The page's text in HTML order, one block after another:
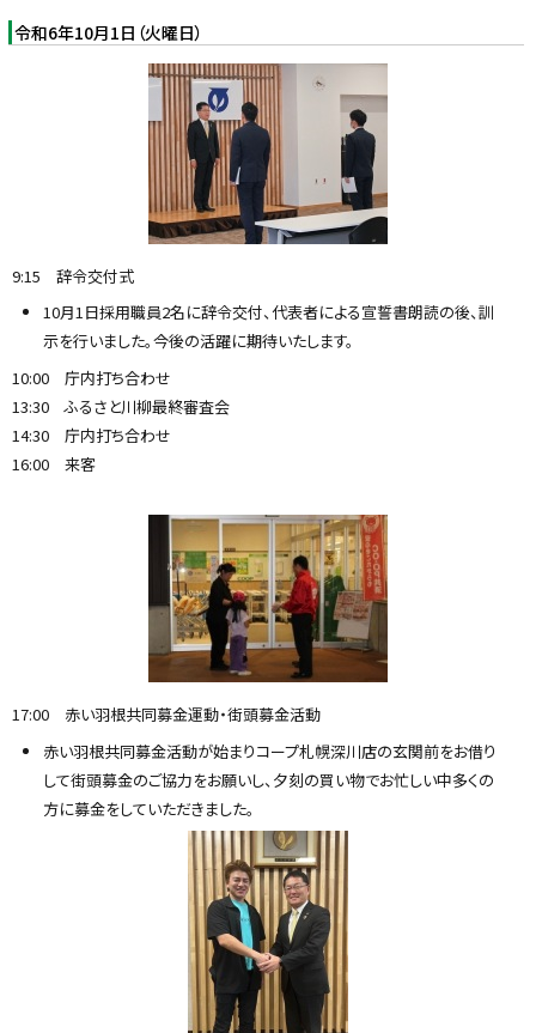
令和6年10月1日（火曜日）
9:15 辞令交付式
10月1日採用職員2名に辞令交付、代表者による宣誓書朗読の後、訓
示を行いました。今後の活躍に期待いたします。
10:00 庁内打ち合わせ
13:30 ふるさと川柳最終審査会
14:30 庁内打ち合わせ
16:00 来客
17:00 赤い羽根共同募金運動・街頭募金活動
赤い羽根共同募金活動が始まりコープ札幌深川店の玄関前をお借り
して街頭募金のご協力をお願いし、夕刻の買い物でお忙しい中多くの
方に募金をしていただきました。